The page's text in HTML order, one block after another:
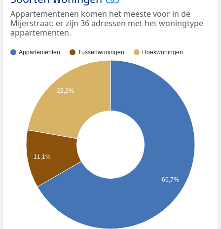
Appartementenen komen het meeste voor in de
Mijerstraat: er zijn 36 adressen met het woningtype
appartementen.
Appartementen Tussenwoningen Hoekwoningen
22,2%
11,1%
66,7%